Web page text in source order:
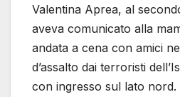
Valentina Aprea, al
aveva comunicato alla
andata a cena con amici
d’assalto dai terroristi
con ingresso sul lato